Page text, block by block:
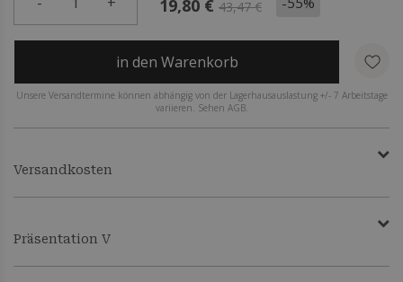
19,80 € 43,47 €
in den Warenkorb
Unsere Versandtermine können abhängig von der Lagerhausauslastung +/- 7 Arbeitstage
variieren. Sehen AGB.
Versandkosten
Präsentation V